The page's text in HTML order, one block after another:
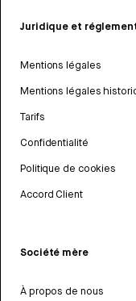
Juridique et
Mentions légales
Mentions légales
Tarifs
Confidentialité
Politique de cookies
Accord Client
Société mère
À propos de nous